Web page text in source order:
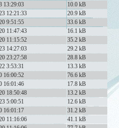
13:29:03
10.0 kB
12:21:33
20.9 kB
9:51:55
33.6 kB
11:47:43
16.1 kB
11:15:52
35.2 kB
14:27:03
29.2 kB
23:27:58
28.8 kB
3:53:31
13.3 kB
16:00:52
76.6 kB
16:01:46
17.8 kB
18:50:48
13.2 kB
5:00:51
12.6 kB
16:01:17
31.2 kB
11:16:06
41.1 kB